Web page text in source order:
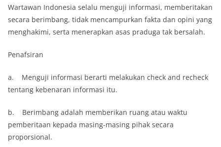
Wartawan Indonesia selalu menguji informasi, memberitakan
secara berimbang, tidak mencampurkan fakta dan opini yang
menghakimi, serta menerapkan asas praduga tak bersalah.
Penafsiran
a. Menguji informasi berarti melakukan check and recheck
tentang kebenaran informasi itu.
b. Berimbang adalah memberikan ruang atau waktu
pemberitaan kepada masing-masing pihak secara
proporsional.